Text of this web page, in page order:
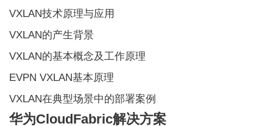
VXLAN技术原理与应用
VXLAN的产生背景
VXLAN的基本概念及工作原理
EVPN VXLAN基本原理
VXLAN在典型场景中的部署案例
华为CloudFabric解决方案